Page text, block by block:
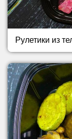
Рулетики из